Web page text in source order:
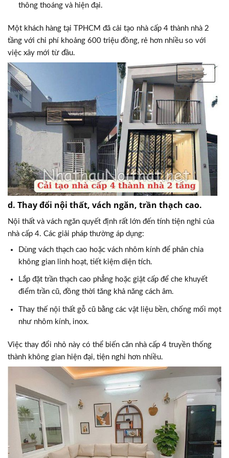
thông thoáng và hiện đại.
Một khách hàng tại TPHCM đã cải tạo nhà cấp 4 thành nhà 2
tầng với chi phí khoảng 600 triệu đồng, rẻ hơn nhiều so với
việc xây mới từ đầu.
d. Thay đổi nội thất, vách ngăn, trần thạch cao.
Nội thất và vách ngăn quyết định rất lớn đến tính tiện nghi của
nhà cấp 4. Các giải pháp thường áp dụng:
Dùng vách thạch cao hoặc vách nhôm kính để phân chia
không gian linh hoạt, tiết kiệm diện tích.
Lắp đặt trần thạch cao phẳng hoặc giật cấp để che khuyết
điểm trần cũ, đồng thời tăng khả năng cách âm.
Thay thế nội thất gỗ cũ bằng các vật liệu bền, chống mối mọt
như nhôm kính, inox.
Việc thay đổi nhỏ này có thể biến căn nhà cấp 4 truyền thống
thành không gian hiện đại, tiện nghi hơn nhiều.